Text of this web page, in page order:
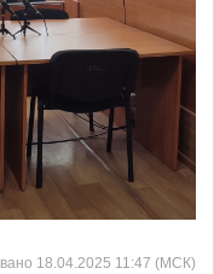
18.04.2025 11:47 (МСК)